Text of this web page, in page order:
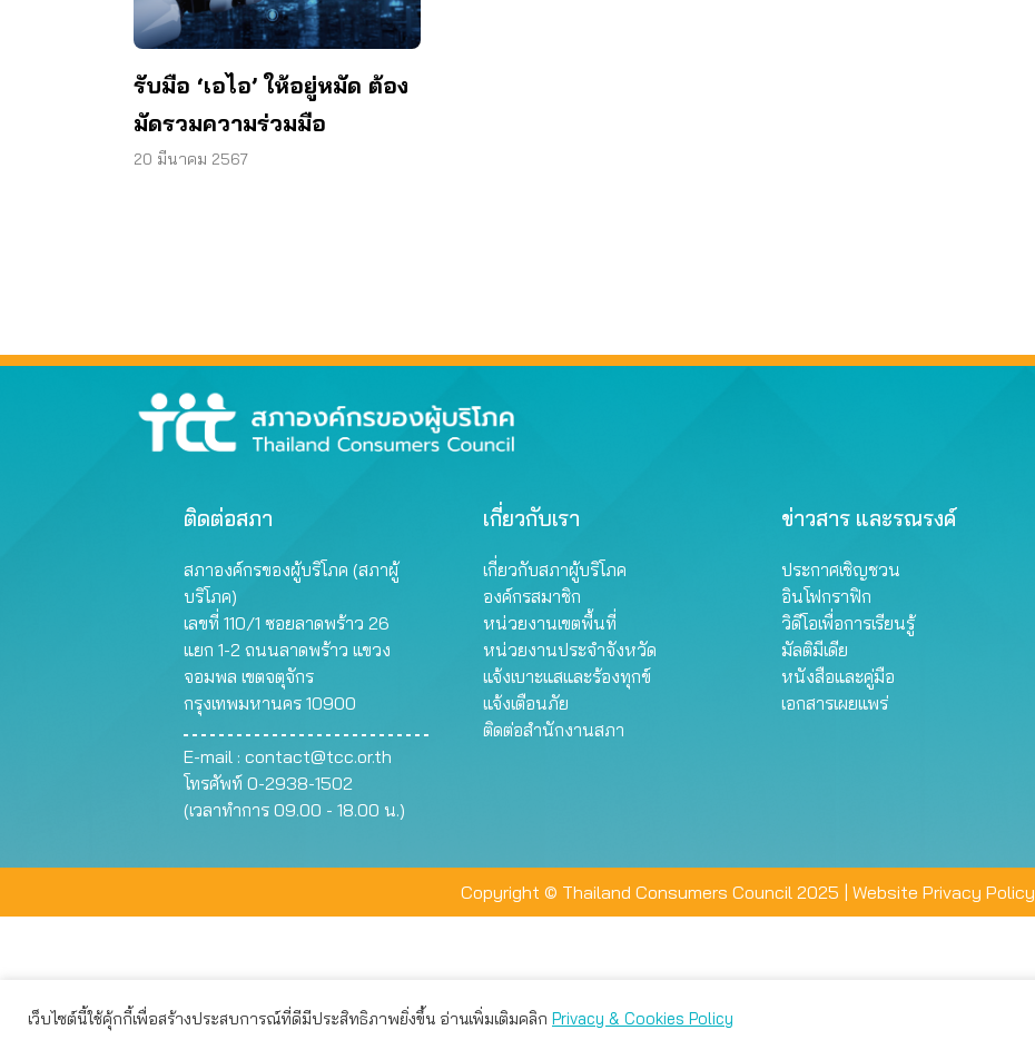
รับมือ ‘เอไอ’ ให้อยู่หมัด ต้อง
มัดรวมความร่วมมือ
20 มีนาคม 2567
ติดต่อสภา
สภาองค์กรของผู้บริโภค (สภาผู้
บริโภค)
เลขที่ 110/1 ซอยลาดพร้าว 26
แยก 1-2 ถนนลาดพร้าว แขวง
จอมพล เขตจตุจักร
กรุงเทพมหานคร 10900
E-mail : contact@tcc.or.th
โทรศัพท์ 0-2938-1502
(เวลาทำการ 09.00 - 18.00 น.)
เกี่ยวกับเรา
เกี่ยวกับสภาผู้บริโภค
องค์กรสมาชิก
หน่วยงานเขตพื้นที่
หน่วยงานประจำจังหวัด
แจ้งเบาะแสและร้องทุกข์
แจ้งเตือนภัย
ติดต่อสำนักงานสภา
ข่าวสาร และรณรงค์
ประกาศเชิญชวน
อินโฟกราฟิก
วิดีโอเพื่อการเรียนรู้
มัลติมีเดีย
หนังสือและคู่มือ
เอกสารเผยแพร่
Copyright © Thailand Consumers Council 2025 | Website Privacy Policy
เว็บไซต์นี้ใช้คุ้กกี้เพื่อสร้างประสบการณ์ที่ดีมีประสิทธิภาพยิ่งขึ้น อ่านเพิ่มเติมคลิก Privacy & Cookies Policy
เว็บไซต์นี้ใช้คุกกี้เพื่อมอบประสบการณ์การใช้งานที่ดีให้แก่ท่าน คุณสามารถเลือกตั้งค่าความเป็นส่วนตัวได้